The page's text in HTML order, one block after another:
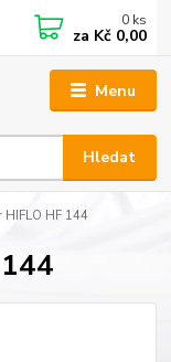
Menu
Hledat
0 ks
za Kč 0,00
HIFLO HF 144